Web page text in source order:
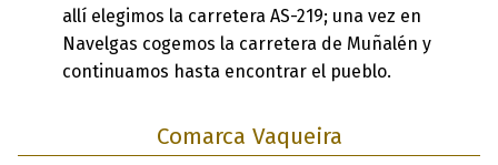
allí elegimos la carretera AS-219; una vez en
Navelgas cogemos la carretera de Muñalén y
continuamos hasta encontrar el pueblo.
Comarca Vaqueira